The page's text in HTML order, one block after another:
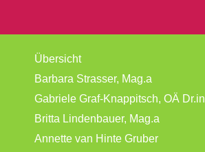
Übersicht
Barbara Strasser, Mag.a
Gabriele Graf-Knappitsch, OÄ Dr.in
Britta Lindenbauer, Mag.a
Annette van Hinte Gruber